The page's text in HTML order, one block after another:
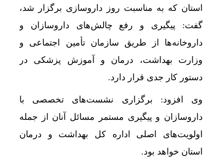
استان که به مناسبت روز داروسازی برگزار شد،
گفت: پیگیری و رفع چالش‌های داروسازان و
داروخانه‌ها از طریق سازمان تأمین اجتماعی و
وزارت بهداشت، درمان و آموزش پزشکی در
دستور کار جدی قرار دارد.
وی افزود: برگزاری نشست‌های تخصصی با
داروسازان و پیگیری مستمر مسائل آنان از جمله
اولویت‌های اصلی اداره کل بهداشت و درمان
استان خواهد بود.